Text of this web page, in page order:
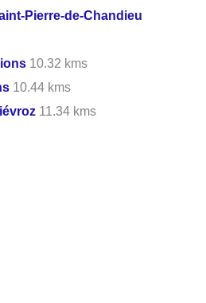
Pierre-de-Chandieu
10.32 kms
10.44 kms
11.34 kms